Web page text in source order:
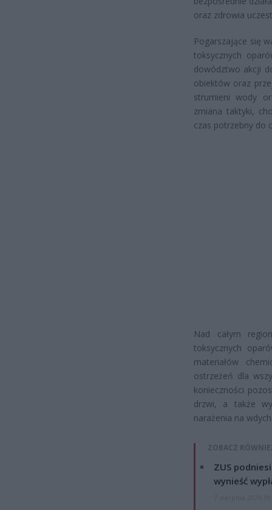
oraz zdrowia
Pogarszające się
toksycznych
dowództwo akcji
obiektów oraz
strumieni wody
zmiana taktyki,
czas potrzebny do
Nad całym
toksycznych
materiałów
ostrzeżeń dla
konieczności
drzwi, a także
narażenia na
ZOBACZ
ZUS
wynieść